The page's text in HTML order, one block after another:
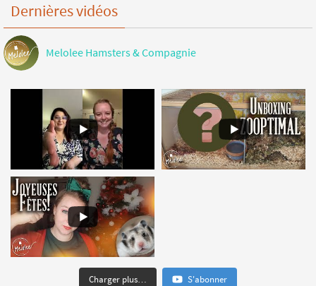
Dernières vidéos
Melolee Hamsters & Compagnie
Charger plus… S'abonner